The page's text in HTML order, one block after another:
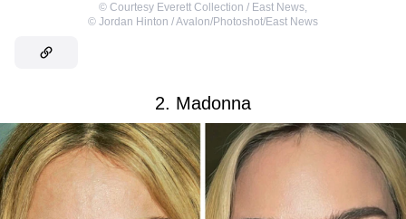
© Courtesy Everett Collection / East News,
© Jordan Hinton / Avalon/Photoshot/East News
2. Madonna